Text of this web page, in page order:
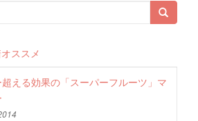
ススメ
える効果の「スーパーフルーツ」マ